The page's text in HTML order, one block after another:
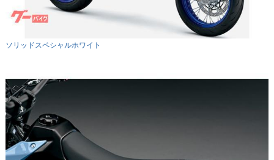
ソリッドスペシャルホワイト